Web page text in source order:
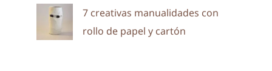
7 creativas manualidades con
rollo de papel y cartón